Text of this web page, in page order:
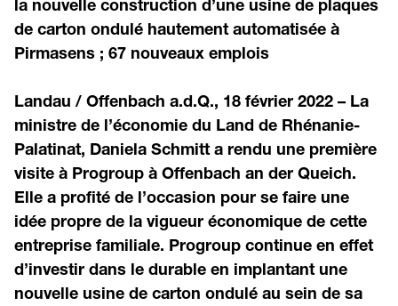
la nouvelle construction d’une usine de plaques
de carton ondulé hautement automatisée à
Pirmasens ; 67 nouveaux emplois
Landau / Offenbach a.d.Q., 18 février 2022 – La
ministre de l’économie du Land de Rhénanie-
Palatinat, Daniela Schmitt a rendu une première
visite à Progroup à Offenbach an der Queich.
Elle a profité de l’occasion pour se faire une
idée propre de la vigueur économique de cette
entreprise familiale. Progroup continue en effet
d’investir dans le durable en implantant une
nouvelle usine de carton ondulé au sein de sa